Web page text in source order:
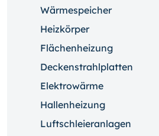
Wärmespeicher
Heizkörper
Flächenheizung
Deckenstrahlplatten
Elektrowärme
Hallenheizung
Luftschleieranlagen